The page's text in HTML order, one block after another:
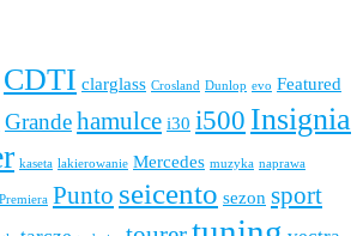
CDTI clarglass Crosland Dunlop evo Featured
Grandehamulce i30 i500 Insignia
kaseta lakierowanie Mercedes muzyka naprawa
Premiera Punto seicento sezon sport